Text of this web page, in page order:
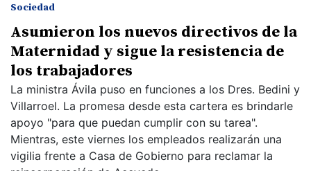
Sociedad
Asumieron los nuevos directivos de la
Maternidad y sigue la resistencia de
los trabajadores
La ministra Ávila puso en funciones a los Dres. Bedini y
Villarroel. La promesa desde esta cartera es brindarle
apoyo "para que puedan cumplir con su tarea".
Mientras, este viernes los empleados realizarán una
vigilia frente a Casa de Gobierno para reclamar la